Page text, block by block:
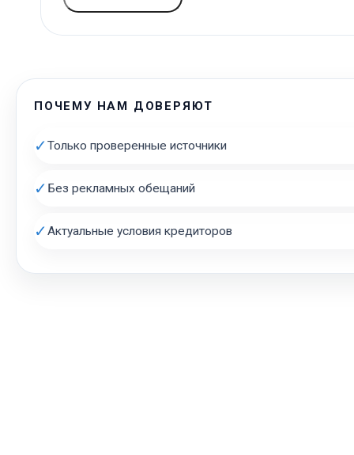
ПОЧЕМУ НАМ ДОВЕРЯЮТ
✓Только проверенные источники
✓ Без рекламных обещаний
✓Актуальные условия кредиторов